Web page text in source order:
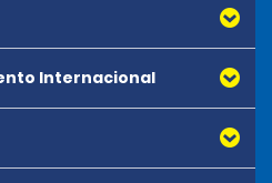
não estão disponíveis.
todos os veículos é 18
para aluguel.
Internacional